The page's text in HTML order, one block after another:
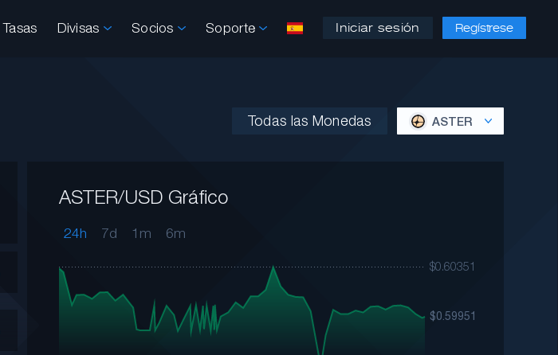
Tasas Divisas Socios Soporte Iniciar sesión Regístrese
Todas las Monedas ASTER
ASTER/USD Gráfico
24h 7d 1m 6m